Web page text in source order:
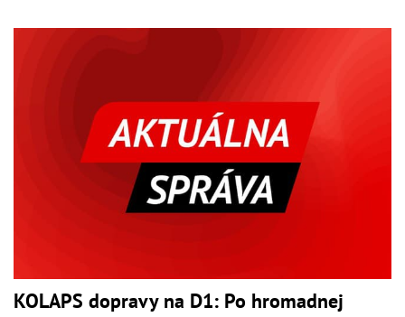
KOLAPS dopravy na D1: Po hromadnej